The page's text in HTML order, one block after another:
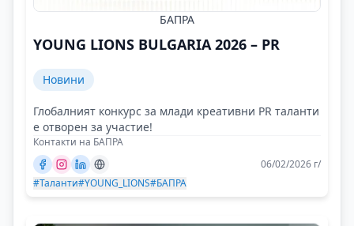
БАПРА
YOUNG LIONS BULGARIA 2026 – PR
Новини
Глобалният конкурс за млади креативни PR таланти
е отворен за участие!
Контакти на БАПРА
06/02/2026 г/
#Таланти#YOUNG_LIONS#БАПРА